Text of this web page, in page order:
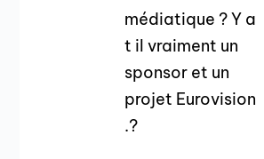
médiatique ? Y a
t il vraiment un
sponsor et un
projet Eurovision
.?